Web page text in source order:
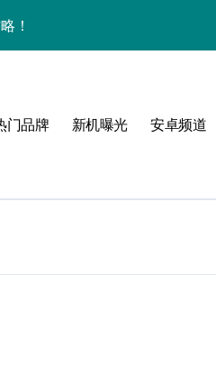
！
！
验！
！
门品牌 新机曝光 安卓频道